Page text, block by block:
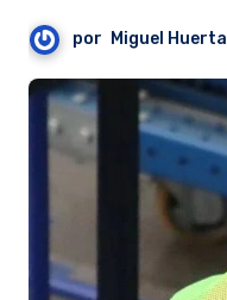
por Miguel Huerta